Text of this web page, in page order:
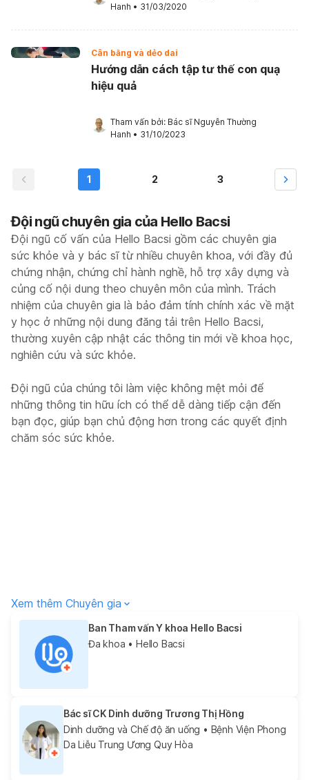
Hanh • 31/03/2020
Cân bằng và dẻo dai
Hướng dẫn cách tập tư thế con quạ
hiệu quả
Tham vấn bởi: Bác sĩ Nguyễn Thường
Hanh • 31/10/2023
1 2 3
Đội ngũ chuyên gia của Hello Bacsi
Đội ngũ cố vấn của Hello Bacsi gồm các chuyên gia
sức khỏe và y bác sĩ từ nhiều chuyên khoa, với đầy đủ
chứng nhận, chứng chỉ hành nghề, hỗ trợ xây dựng và
củng cố nội dung theo chuyên môn của mình. Trách
nhiệm của chuyên gia là bảo đảm tính chính xác về mặt
y học ở những nội dung đăng tải trên Hello Bacsi,
thường xuyên cập nhật các thông tin mới về khoa học,
nghiên cứu và sức khỏe.
Đội ngũ của chúng tôi làm việc không mệt mỏi để
những thông tin hữu ích có thể dễ dàng tiếp cận đến
bạn đọc, giúp bạn chủ động hơn trong các quyết định
chăm sóc sức khỏe.
Xem thêm Chuyên gia
Ban Tham vấn Y khoa Hello Bacsi
Đa khoa • Hello Bacsi
Bác sĩ CK Dinh dưỡng Trương Thị Hồng
Dinh dưỡng và Chế độ ăn uống • Bệnh Viện Phong
Da Liễu Trung Ương Quy Hòa